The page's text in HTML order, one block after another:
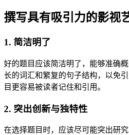
撰写具有吸引力的影视
1. 简洁明了
好的题目应该简洁明了，能够准确
长的词汇和繁复的句子结构，以免
目更容易被读者记住和引用。
2. 突出创新与独特性
在选择题目时，应该尽可能突出研